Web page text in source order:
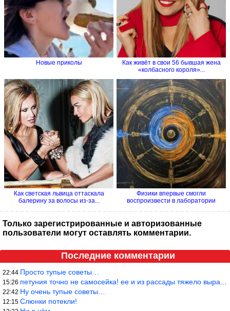
Новые приколы
Как живёт в свои 56 бывшая жена
«колбасного короля»...
Как светская львица оттаскала
балерину за волосы из-за...
Физики впервые смогли
воспроизвести в лаборатории
Только зарегистрированные и авторизованные
пользователи могут оставлять комментарии.
Последние комментарии
22:44 Просто тупые советы…
15:26 петуния точно не самосейка! ее и из рассады тяжело вырастить!
22:42 Ну очень тупые советы…
12:15 Слюнки потекли!